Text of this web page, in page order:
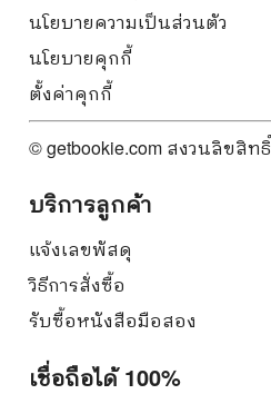
นโยบายความเป็นส่วนตัว
นโยบายคุกกี้
ตั้งค่าคุกกี้
© getbookie.com สงวนลิขสิทธิ์
บริการลูกค้า
แจ้งเลขพัสดุ
วิธีการสั่งซื้อ
รับซื้อหนังสือมือสอง
เชื่อถือได้ 100%